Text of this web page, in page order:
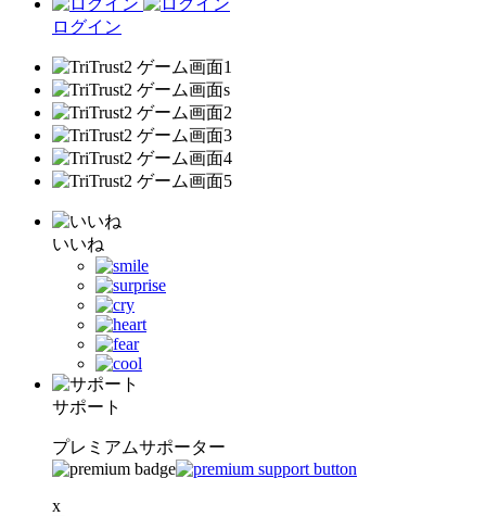
ログイン
いいね
サポート
プレミアムサポーター
x